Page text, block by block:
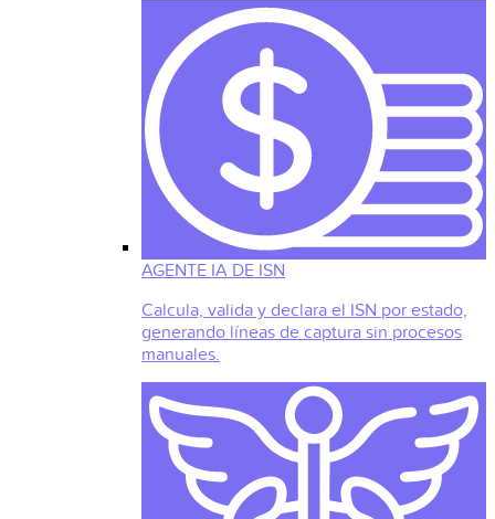
AGENTE IA DE ISN
Calcula, valida y declara el ISN por estado,
generando líneas de captura sin procesos
manuales.